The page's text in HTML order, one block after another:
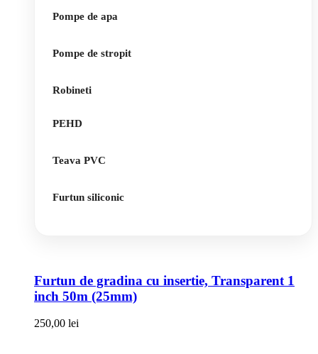
Pompe de apa
Pompe de stropit
Robineti
PEHD
Teava PVC
Furtun siliconic
Furtun de gradina cu insertie, Transparent 1
inch 50m (25mm)
250,00 lei